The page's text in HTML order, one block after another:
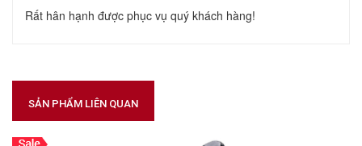
Rất hân hạnh được phục vụ quý khách hàng!
SẢN PHẨM LIÊN QUAN